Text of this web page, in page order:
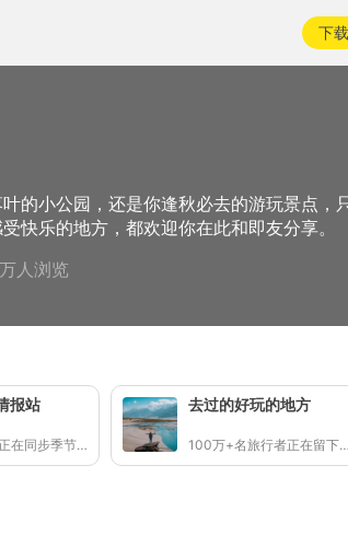
下载
的小公园，还是你逢秋必去的游玩景点，
快乐的地方，都欢迎你在此和即友分享。
人浏览
报站
17万名情报员正在同步季节的讯号
去过的好玩的地方
100万+名旅行